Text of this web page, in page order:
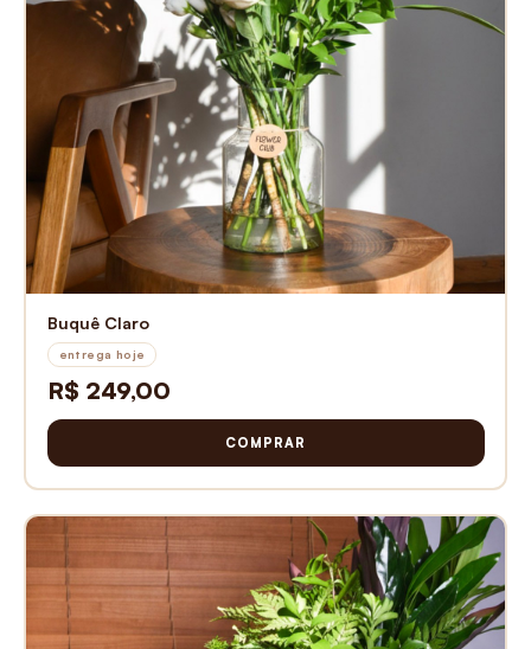
Buquê Claro
entrega hoje
R$ 249,00
COMPRAR